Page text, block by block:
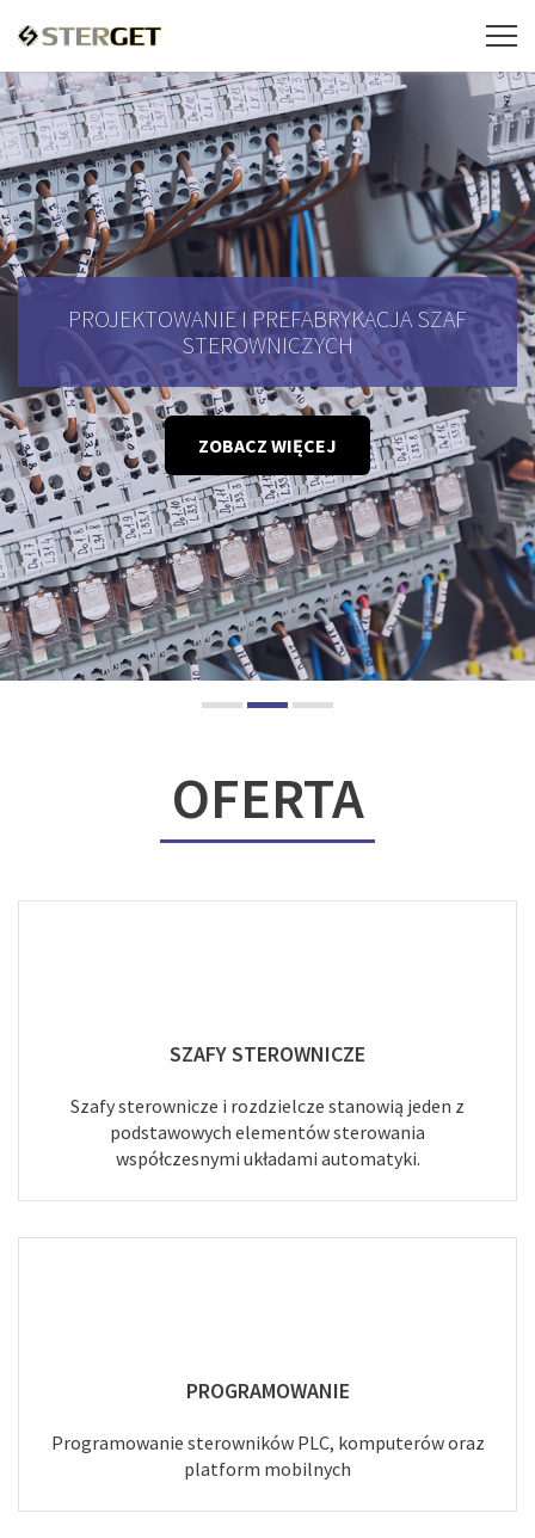
PROJEKTOWANIE I PREFABRYKACJA SZAF
STEROWNICZYCH
ZOBACZ WIĘCEJ
OFERTA
SZAFY STEROWNICZE
Szafy sterownicze i rozdzielcze stanowią jeden z
podstawowych elementów sterowania
współczesnymi układami automatyki.
PROGRAMOWANIE
Programowanie sterowników PLC, komputerów oraz
platform mobilnych